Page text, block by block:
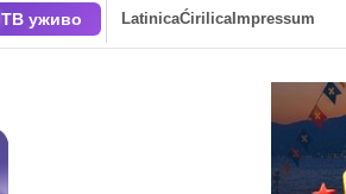
ТВ уживо LatinicaĆirilicaImpressum